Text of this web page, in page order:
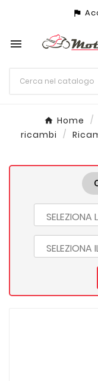
assistant_photo

Home
ricambi